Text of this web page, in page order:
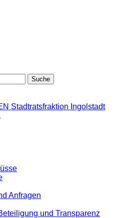
Stadtratsfraktion Ingolstadt
Anfragen
und Transparenz